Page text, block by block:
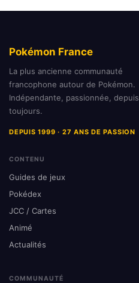
Pokémon France
La plus ancienne communauté
francophone autour de Pokémon.
Indépendante, passionnée, depuis
toujours.
DEPUIS 1999 · 27 ANS DE PASSION
CONTENU
Guides de jeux
Pokédex
JCC / Cartes
Animé
Actualités
COMMUNAUTÉ